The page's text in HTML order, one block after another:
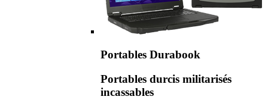
Portables Durabook
Portables durcis militarisés
incassables